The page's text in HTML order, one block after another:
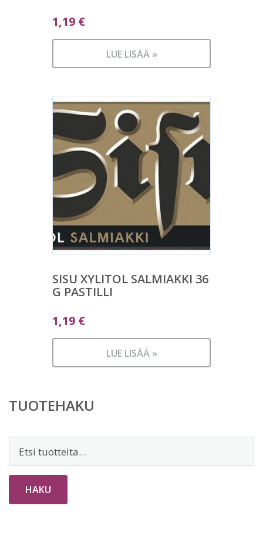
1,19 €
LUE LISÄÄ »
SISU XYLITOL SALMIAKKI 36
G PASTILLI
1,19 €
LUE LISÄÄ »
TUOTEHAKU
HAKU